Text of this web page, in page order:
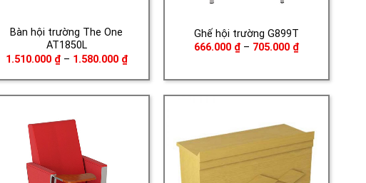
Bàn hội trường The One
AT1850L
1.510.000 ₫ – 1.580.000 ₫Khoảng
giá:
từ
đến
Ghế hội trường G899T
666.000 ₫ – 705.000 ₫Khoảng
666.000 ₫
705.000 ₫